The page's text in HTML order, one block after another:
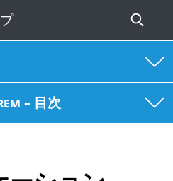
– 目次